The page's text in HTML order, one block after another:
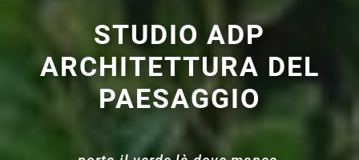
STUDIO ADP
ARCHITETTURA DEL
PAESAGGIO